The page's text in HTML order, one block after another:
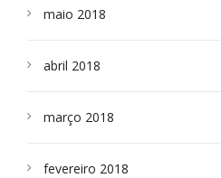
maio 2018
abril 2018
março 2018
fevereiro 2018